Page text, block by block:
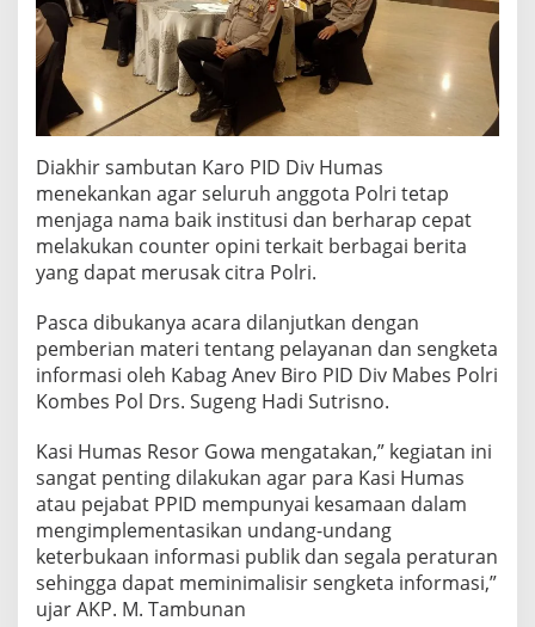
Diakhir sambutan Karo PID Div Humas
menekankan agar seluruh anggota Polri tetap
menjaga nama baik institusi dan berharap cepat
melakukan counter opini terkait berbagai berita
yang dapat merusak citra Polri.
Pasca dibukanya acara dilanjutkan dengan
pemberian materi tentang pelayanan dan sengketa
informasi oleh Kabag Anev Biro PID Div Mabes Polri
Kombes Pol Drs. Sugeng Hadi Sutrisno.
Kasi Humas Resor Gowa mengatakan,” kegiatan ini
sangat penting dilakukan agar para Kasi Humas
atau pejabat PPID mempunyai kesamaan dalam
mengimplementasikan undang-undang
keterbukaan informasi publik dan segala peraturan
sehingga dapat meminimalisir sengketa informasi,”
ujar AKP. M. Tambunan